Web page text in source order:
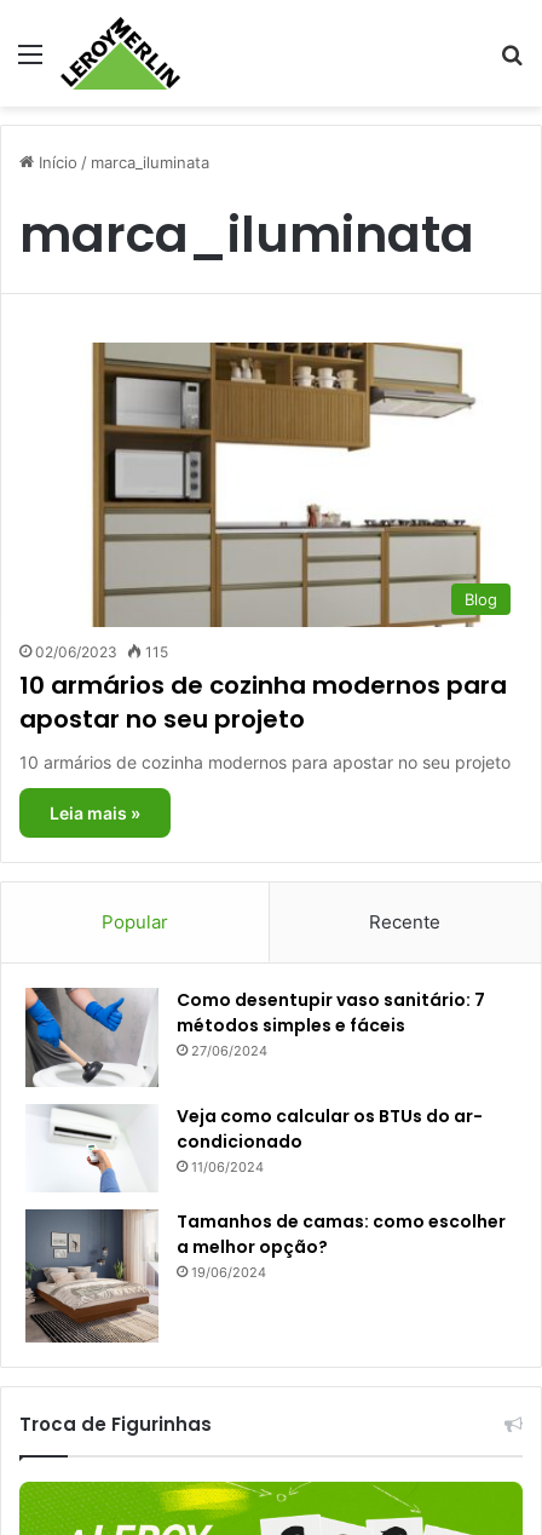
Menu
Início / marca_iluminata
marca_iluminata
Blog
02/06/2023 115
10 armários de cozinha modernos para
apostar no seu projeto
10 armários de cozinha modernos para apostar no seu projeto
Leia mais »
Popular Recente
Como desentupir vaso sanitário: 7
métodos simples e fáceis
27/06/2024
Veja como calcular os BTUs do ar-
condicionado
11/06/2024
Tamanhos de camas: como escolher
a melhor opção?
19/06/2024
Troca de Figurinhas